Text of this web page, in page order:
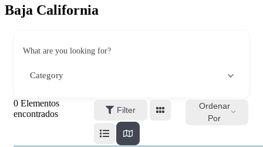
Baja California
What are you looking for?
Category
0 Elementos
encontrados
Filter
Ordenar
Por